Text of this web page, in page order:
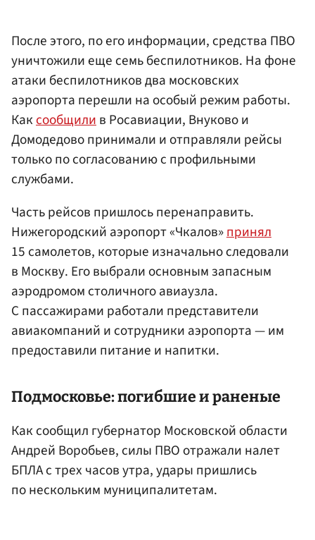
После этого, по его информации, средства ПВО
уничтожили еще семь беспилотников. На фоне
атаки беспилотников два московских
аэропорта перешли на особый режим работы.
Каксообщилив Росавиации, Внуково и
Домодедово принимали и отправляли рейсы
только по согласованию с профильными
службами.
Часть рейсов пришлось перенаправить.
Нижегородский аэропорт «Чкалов»принял
15 самолетов, которые изначально следовали
в Москву. Его выбрали основным запасным
аэродромом столичного авиаузла.
С пассажирами работали представители
авиакомпаний и сотрудники аэропорта — им
предоставили питание и напитки.
Подмосковье: погибшие и раненые
Как сообщил губернатор Московской области
Андрей Воробьев, силы ПВО отражали налет
БПЛА с трех часов утра, удары пришлись
по нескольким муниципалитетам.